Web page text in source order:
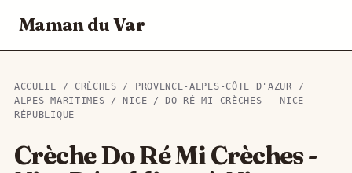
Maman du Var
ACCUEIL / CRÈCHES / PROVENCE-ALPES-CÔTE D'AZUR /
ALPES-MARITIMES / NICE / DO RÉ MI CRÈCHES - NICE
RÉPUBLIQUE
Crèche Do Ré Mi Crèches -